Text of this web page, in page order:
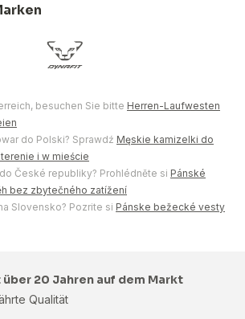
besuchen Sie bitte Herren-Laufwesten
do Polski? Sprawdź Męskie kamizelki do
i w mieście
České republiky? Prohlédněte si Pánské
bez zbytečného zatížení
Slovensko? Pozrite si Pánske bežecké vesty
20 Jahren auf dem Markt
Qualität